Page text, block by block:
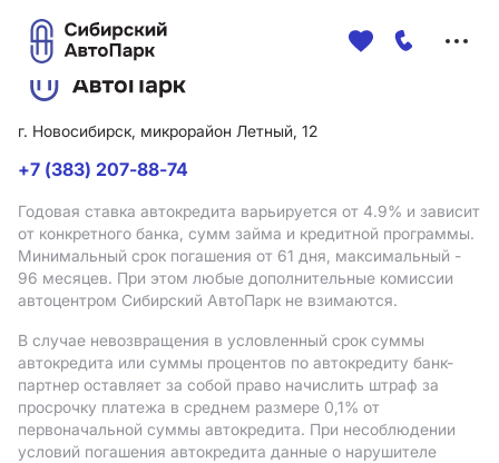
г. Новосибирск, микрорайон Летный, 12
+7 (383) 207-88-74
Годовая ставка автокредита варьируется от 4.9% и зависит
от конкретного банка, сумм займа и кредитной программы.
Минимальный срок погашения от 61 дня, максимальный -
96 месяцев. При этом любые дополнительные комиссии
автоцентром Сибирский АвтоПарк не взимаются.
В случае невозвращения в условленный срок суммы
автокредита или суммы процентов по автокредиту банк-
партнер оставляет за собой право начислить штраф за
просрочку платежа в среднем размере 0,1% от
первоначальной суммы автокредита. При несоблюдении
условий погашения автокредита данные о нарушителе